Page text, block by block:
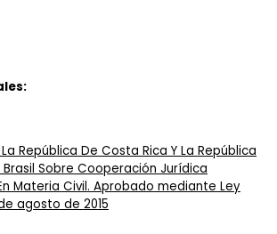
República De Costa Rica Y La República
Sobre Cooperación Jurídica
Materia Civil. Aprobado mediante Ley
agosto de 2015